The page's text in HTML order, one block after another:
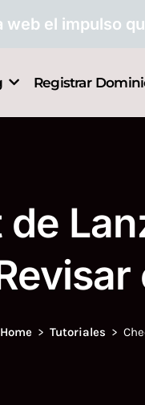
web el impulso
Registrar
Home Tutoriales